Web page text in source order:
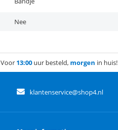
Nee
Voor 13:00 uur besteld, morgen in huis!
klantenservice@shop4.nl